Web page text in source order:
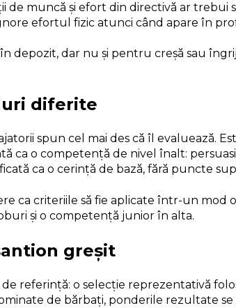
muncă și efort din directivă ar trebui
efortul fizic atunci când apare în
dar nu și pentru creșă sau
diferite
spun cel mai des că îl evaluează.
ca o competență de nivel înalt:
ca o cerință de bază, fără puncte
ca criteriile să fie aplicate într-un
și o competență junior în alta.
greșit
referință: o selecție reprezentativă
de bărbați, ponderile rezultate